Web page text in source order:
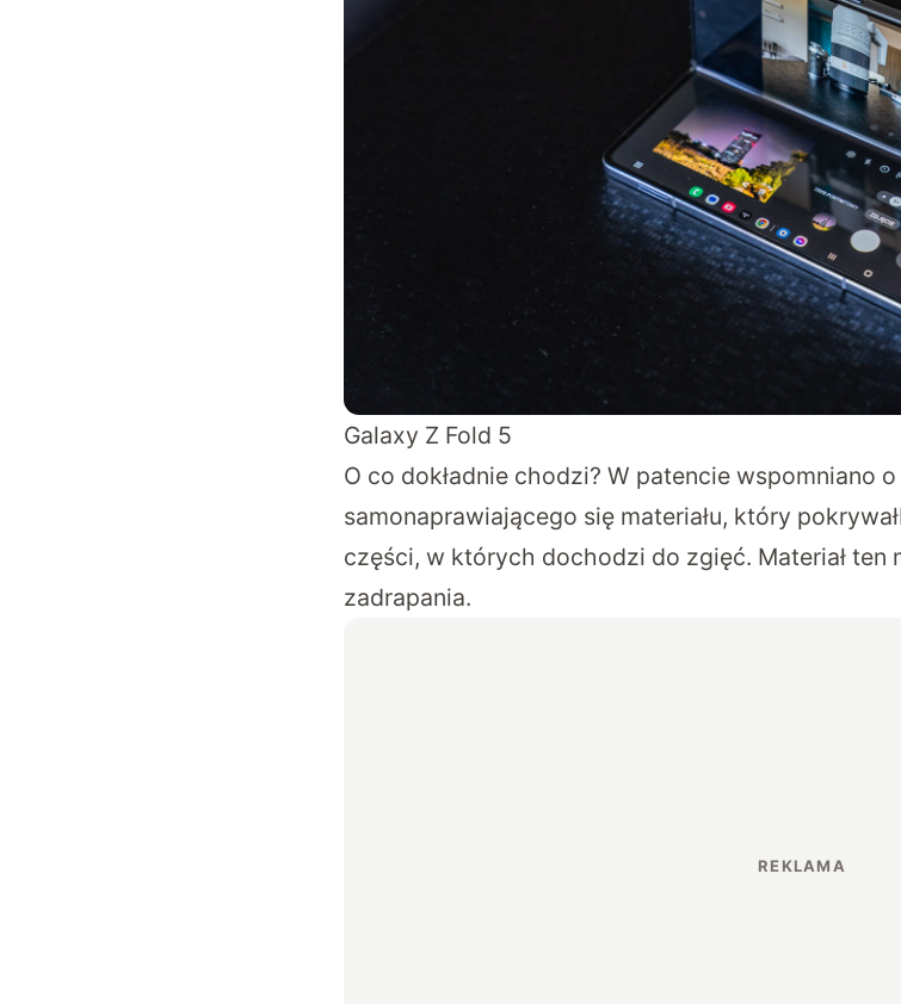
Galaxy Z Fold 5
O co dokładnie chodzi? W patencie wspomniano
samonaprawiającego się materiału, który
części, w których dochodzi do zgięć. Materiał ten
zadrapania.